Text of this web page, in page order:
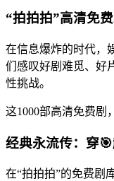
“拍拍拍”高清免
在信息爆炸的时代，
们感叹好剧难觅、好
性挑战。
这1000部高清免费剧
经典永流传：穿
在“拍拍拍”的免费剧